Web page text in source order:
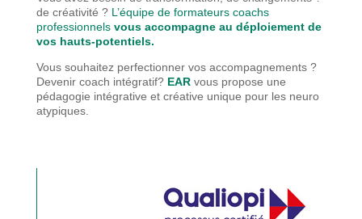
de créativité ? L’équipe de formateurs coachs
professionnels vous accompagne au déploiement de
vos hauts-potentiels.
Vous souhaitez perfectionner vos accompagnements ?
Devenir coach intégratif? EAR vous propose une
pédagogie intégrative et créative unique pour les neuro
atypiques.